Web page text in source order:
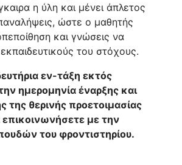
η ύλη και μένει άπλετος
ώστε ο μαθητής
και γνώσεις να
του στόχους.
εν-τάξη εκτός
ημερομηνία έναρξης και
θερινής προετοιμασίας
επικοινωνήσετε με την
του φροντιστηρίου.